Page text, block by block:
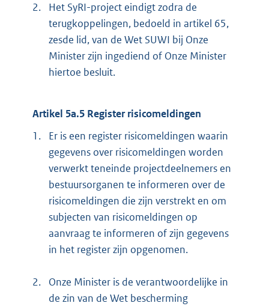
2.
Het SyRI-project eindigt zodra de
terugkoppelingen, bedoeld in artikel 65,
zesde lid, van de Wet SUWI bij Onze
Minister zijn ingediend of Onze Minister
hiertoe besluit.
Artikel 5a.5 Register risicomeldingen
1.
Er is een register risicomeldingen waarin
gegevens over risicomeldingen worden
verwerkt teneinde projectdeelnemers en
bestuursorganen te informeren over de
risicomeldingen die zijn verstrekt en om
subjecten van risicomeldingen op
aanvraag te informeren of zijn gegevens
in het register zijn opgenomen.
2.
Onze Minister is de verantwoordelijke in
de zin van de Wet bescherming